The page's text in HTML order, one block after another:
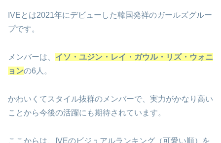
IVEとは2021年にデビューした韓国発祥のガールズグルー
プです。
メンバーは、 イソ・ユジン・レイ・ガウル・リズ・ウォニ
ョンの6人。
かわいくてスタイル抜群のメンバーで、実力がかなり高い
ことから今後の活躍にも期待されています。
ここからは、IVEのビジュアルランキング（可愛い順）を